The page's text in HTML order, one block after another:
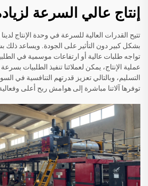
إنتاج عالي السرعة
تتيح القدرات العالية للسرعة في وحدة الإنتاج
بشكل كبير دون التأثير على الجودة. ويساعد
تواجه طلبات عالية أو ارتفاعات موسمية في
عملية الإنتاج، يمكن لعملائنا تنفيذ الطلبيات
التسليم، وبالتالي تعزيز قدرتهم التنافسية في
توفرها آلاتنا مباشرة إلى هوامش ربح أعلى